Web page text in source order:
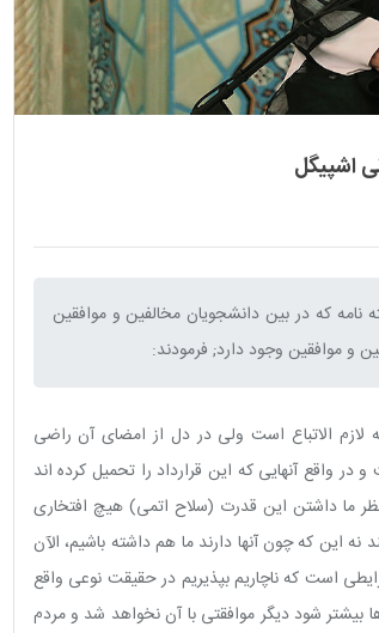
اشپیگل
نامه که در بین دانشجویان مخالفین و موافقین
و موافقین وجود دارد; فرمودند:‌
الاتباع است ولى در دل از امضاى آن راضى
واقع آنهایى که این قرارداد را تحمیل کرده اند
ما داشتن این قدرت (سلاح اتمى) هیچ افتخارى
این که چون آنها دارند ما هم داشته باشیم، الآن
است که ناچاریم بپذیریم در حقیقت نوعى واقع
شود دیگر موافقتى با آن نخواهد شد و مردم